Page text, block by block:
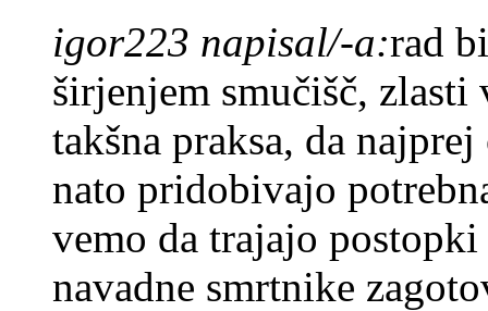
igor223 napisal/-a:rad
širjenjem smučišč,
takšna praksa, da
nato pridobivajo
vemo da trajajo
navadne smrtnike